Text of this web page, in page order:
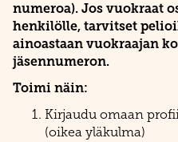
numeroa). Jos vuokraat
henkilölle, tarvitset
ainoastaan vuokraajan
jäsennumeron.
Toimi näin:
Kirjaudu omaan
(oikea yläkulma)